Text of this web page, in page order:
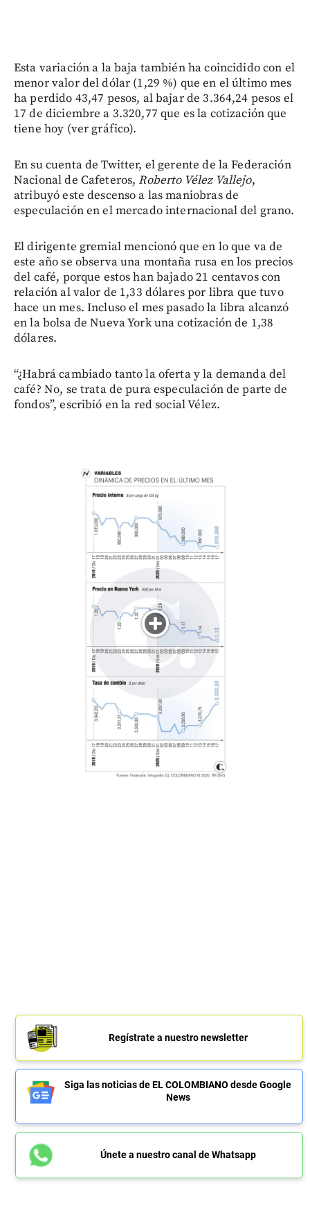
Esta variación a la baja también ha coincidido con el
menor valor del dólar (1,29 %) que en el último mes
ha perdido 43,47 pesos, al bajar de 3.364,24 pesos el
17 de diciembre a 3.320,77 que es la cotización que
tiene hoy (ver gráfico).
En su cuenta de Twitter, el gerente de la Federación
Nacional de Cafeteros,Roberto Vélez Vallejo,
atribuyó este descenso a las maniobras de
especulación en el mercado internacional del grano.
El dirigente gremial mencionó que en lo que va de
este año se observa una montaña rusa en los precios
del café, porque estos han bajado 21 centavos con
relación al valor de 1,33 dólares por libra que tuvo
hace un mes. Incluso el mes pasado la libra alcanzó
en la bolsa de Nueva York una cotización de 1,38
dólares.
“¿Habrá cambiado tanto la oferta y la demanda del
café? No, se trata de pura especulación de parte de
fondos”, escribió en la red social Vélez.
Regístrate a nuestro newsletter
Siga las noticias de EL COLOMBIANO desde Google
News
Únete a nuestro canal de Whatsapp